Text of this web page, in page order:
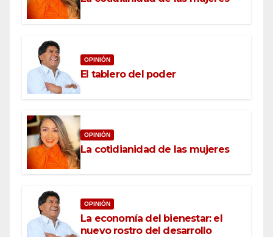
OPINIÓN
El tablero del poder
OPINIÓN
La cotidianidad de las mujeres
OPINIÓN
La economía del bienestar: el
nuevo rostro del desarrollo